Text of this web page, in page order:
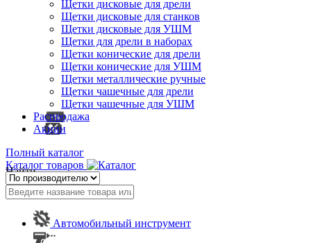
Щетки дисковые для дрели
Щетки дисковые для станков
Щетки дисковые для УШМ
Щетки для дрели в наборах
Щетки конические для дрели
Щетки конические для УШМ
Щетки металлические ручные
Щетки чашечные для дрели
Щетки чашечные для УШМ
Распродажа
Акции
Полный каталог
Каталог товаров
Найти
Автомобильный инструмент